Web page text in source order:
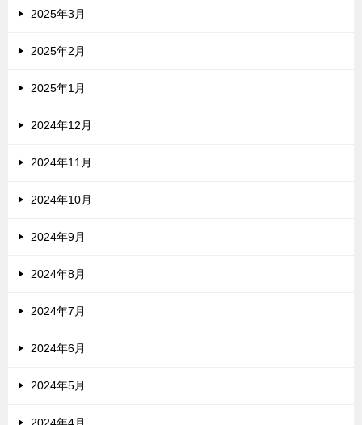
2025年3月
2025年2月
2025年1月
2024年12月
2024年11月
2024年10月
2024年9月
2024年8月
2024年7月
2024年6月
2024年5月